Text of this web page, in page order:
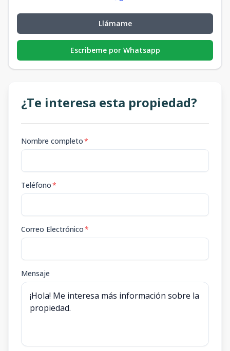
Llámame
Escribeme por Whatsapp
¿Te interesa esta propiedad?
Nombre completo*
Teléfono*
Correo Electrónico*
Mensaje